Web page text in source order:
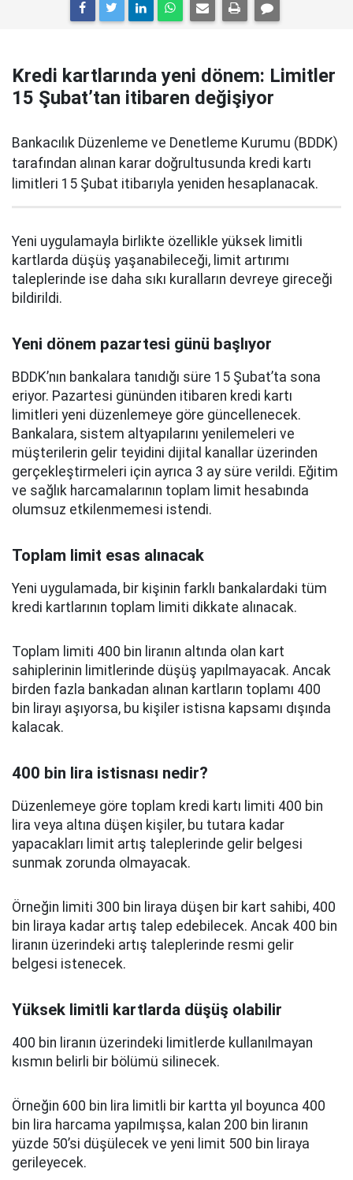
Kredi kartlarında yeni dönem: Limitler
15 Şubat’tan itibaren değişiyor
Bankacılık Düzenleme ve Denetleme Kurumu (BDDK)
tarafından alınan karar doğrultusunda kredi kartı
limitleri 15 Şubat itibarıyla yeniden hesaplanacak.
Yeni uygulamayla birlikte özellikle yüksek limitli
kartlarda düşüş yaşanabileceği, limit artırımı
taleplerinde ise daha sıkı kuralların devreye gireceği
bildirildi.
Yeni dönem pazartesi günü başlıyor
BDDK’nın bankalara tanıdığı süre 15 Şubat’ta sona
eriyor. Pazartesi gününden itibaren kredi kartı
limitleri yeni düzenlemeye göre güncellenecek.
Bankalara, sistem altyapılarını yenilemeleri ve
müşterilerin gelir teyidini dijital kanallar üzerinden
gerçekleştirmeleri için ayrıca 3 ay süre verildi. Eğitim
ve sağlık harcamalarının toplam limit hesabında
olumsuz etkilenmemesi istendi.
Toplam limit esas alınacak
Yeni uygulamada, bir kişinin farklı bankalardaki tüm
kredi kartlarının toplam limiti dikkate alınacak.
Toplam limiti 400 bin liranın altında olan kart
sahiplerinin limitlerinde düşüş yapılmayacak. Ancak
birden fazla bankadan alınan kartların toplamı 400
bin lirayı aşıyorsa, bu kişiler istisna kapsamı dışında
kalacak.
400 bin lira istisnası nedir?
Düzenlemeye göre toplam kredi kartı limiti 400 bin
lira veya altına düşen kişiler, bu tutara kadar
yapacakları limit artış taleplerinde gelir belgesi
sunmak zorunda olmayacak.
Örneğin limiti 300 bin liraya düşen bir kart sahibi, 400
bin liraya kadar artış talep edebilecek. Ancak 400 bin
liranın üzerindeki artış taleplerinde resmi gelir
belgesi istenecek.
Yüksek limitli kartlarda düşüş olabilir
400 bin liranın üzerindeki limitlerde kullanılmayan
kısmın belirli bir bölümü silinecek.
Örneğin 600 bin lira limitli bir kartta yıl boyunca 400
bin lira harcama yapılmışsa, kalan 200 bin liranın
yüzde 50’si düşülecek ve yeni limit 500 bin liraya
gerileyecek.